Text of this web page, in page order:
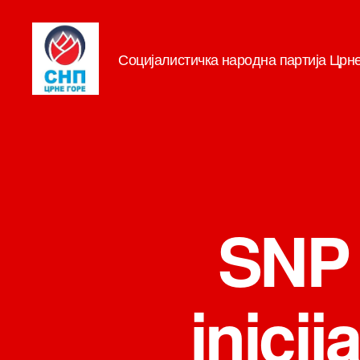
Социјалистичка народна партија